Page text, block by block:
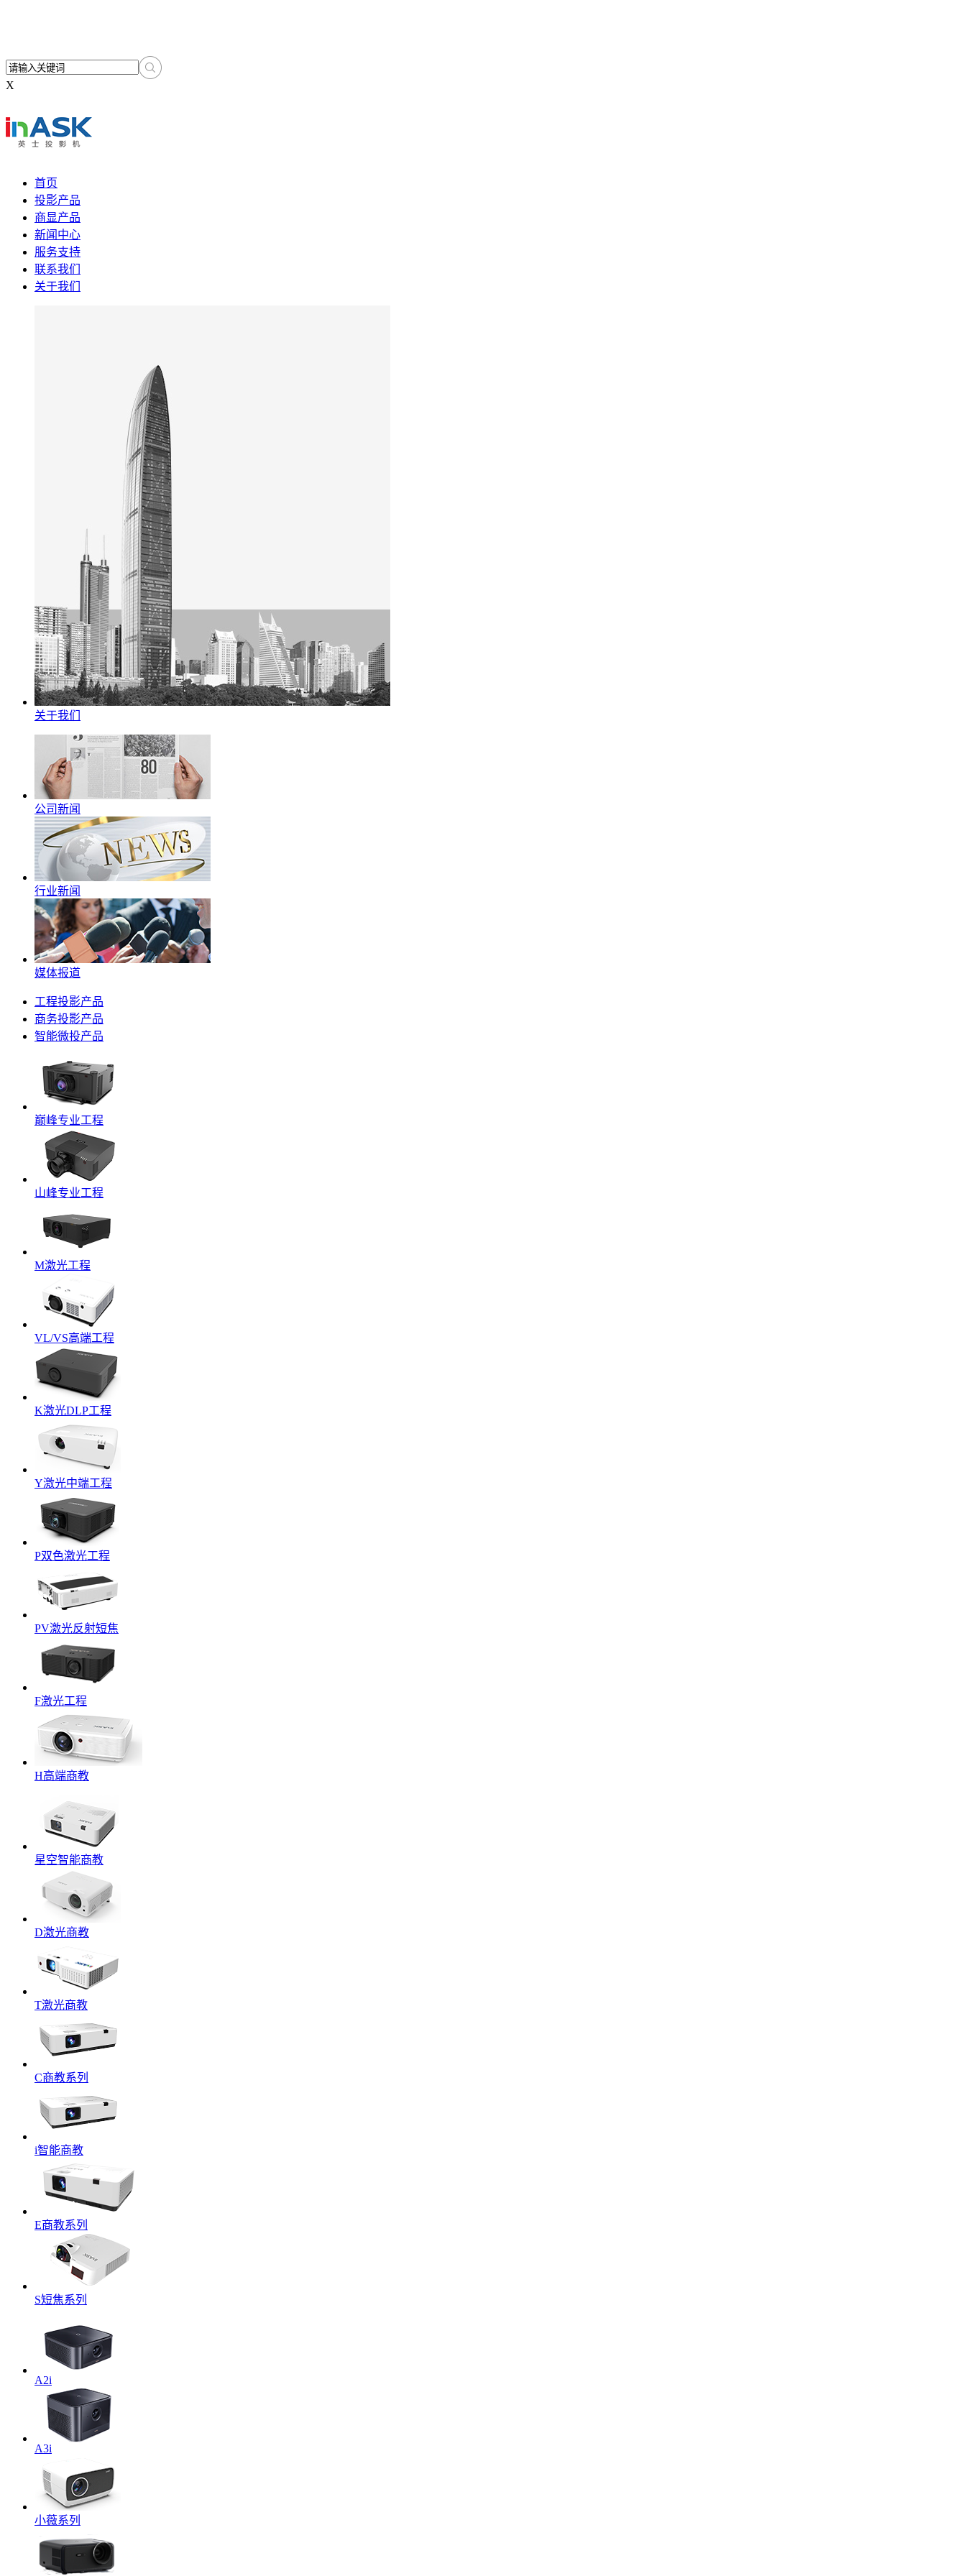
X
首页
投影产品
商显产品
新闻中心
服务支持
联系我们
关于我们
关于我们
公司新闻
行业新闻
媒体报道
工程投影产品
商务投影产品
智能微投产品
巅峰专业工程
山峰专业工程
M激光工程
VL/VS高端工程
K激光DLP工程
Y激光中端工程
P双色激光工程
PV激光反射短焦
F激光工程
H高端商教
星空智能商教
D激光商教
T激光商教
C商教系列
i智能商教
E商教系列
S短焦系列
A2i
A3i
小薇系列